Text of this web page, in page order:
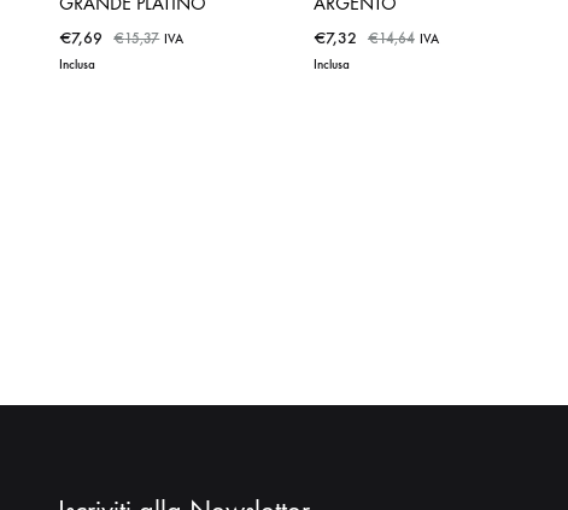
€7,69 €15,37 IVA
Inclusa
€7,32 €14,64 IVA
Inclusa